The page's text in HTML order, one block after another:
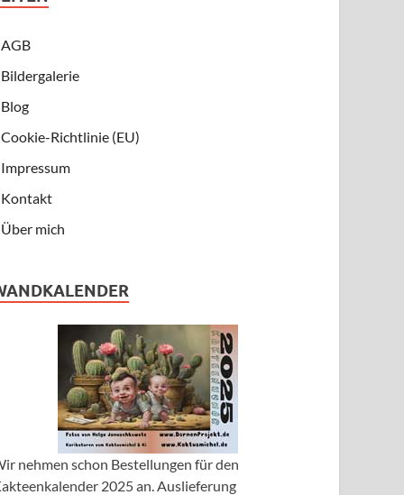
AGB
Bildergalerie
Blog
Cookie-Richtlinie (EU)
Impressum
Kontakt
Über mich
nehmen schon Bestellungen für den
2025 an. Auslieferung